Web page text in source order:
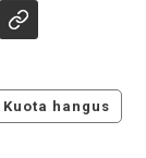
Kuota hangus